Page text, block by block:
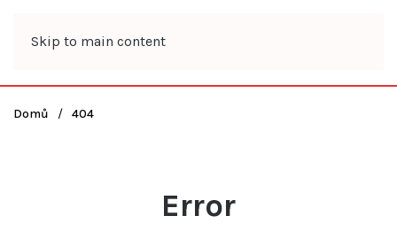
Skip to main content
Domů 404
Error